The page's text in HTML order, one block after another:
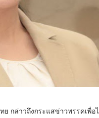
ล่าวถึงกระแสข่าวพรรคเพื่อ